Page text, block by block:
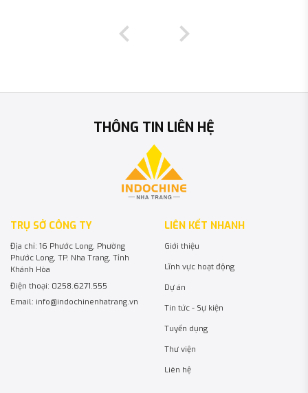
THÔNG TIN LIÊN HỆ
TRỤ SỞ CÔNG TY
Địa chỉ: 16 Phước Long, Phường
Phước Long, TP. Nha Trang, Tỉnh
Khánh Hòa
Điện thoại: 0258.6271.555
Email: info@indochinenhatrang.vn
LIÊN KẾT NHANH
Giới thiệu
Lĩnh vực hoạt động
Dự án
Tin tức - Sự kiện
Tuyển dụng
Thư viện
Liên hệ